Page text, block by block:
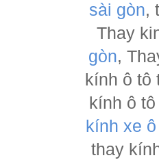
sài gòn,
Thay
gòn,
kính ô
kính ô
kính xe
thay